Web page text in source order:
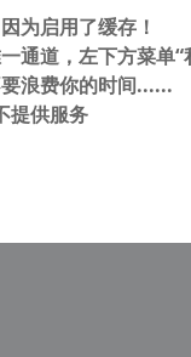
网站空间位于国
为启用了缓存！
通道，左下方菜单“
浪费你的时间......
提供服务